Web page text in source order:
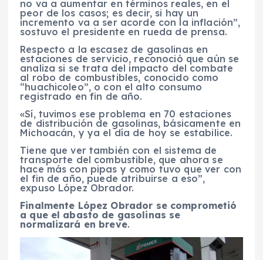
no va a aumentar en términos reales, en el
peor de los casos; es decir, si hay un
incremento va a ser acorde con la inflación”,
sostuvo el presidente en rueda de prensa.
Respecto a la escasez de gasolinas en
estaciones de servicio, reconoció que aún se
analiza si se trata del impacto del combate
al robo de combustibles, conocido como
“huachicoleo”, o con el alto consumo
registrado en fin de año.
«Sí, tuvimos ese problema en 70 estaciones
de distribución de gasolinas, básicamente en
Michoacán, y ya el día de hoy se estabilice.
Tiene que ver también con el sistema de
transporte del combustible, que ahora se
hace más con pipas y como tuvo que ver con
el fin de año, puede atribuirse a eso”,
expuso López Obrador.
Finalmente López Obrador se comprometió
a que el abasto de gasolinas se
normalizará en breve.